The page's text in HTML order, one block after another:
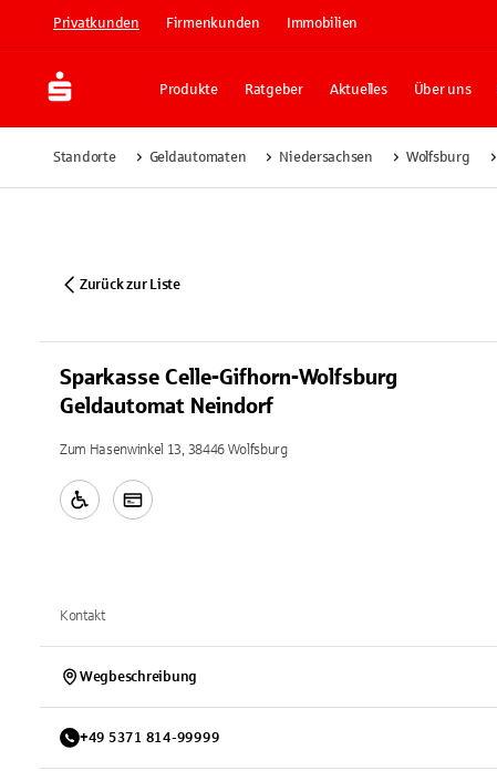
Privatkunden Firmenkunden Immobilien
Produkte Ratgeber Aktuelles Über uns
Standorte Geldautomaten Niedersachsen Wolfsburg
Zurück zur Liste
Sparkasse Celle-Gifhorn-Wolfsburg
Geldautomat Neindorf
Zum Hasenwinkel 13, 38446 Wolfsburg
Kontakt
Wegbeschreibung
+49 5371 814-99999